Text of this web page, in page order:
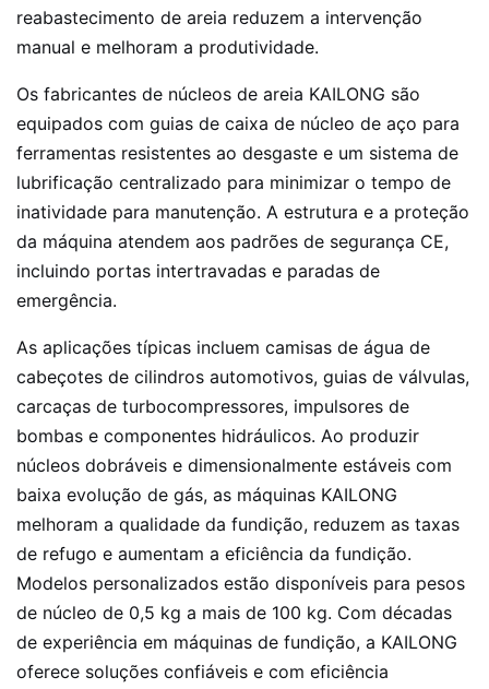
reabastecimento de areia reduzem a intervenção
manual e melhoram a produtividade.
Os fabricantes de núcleos de areia KAILONG são
equipados com guias de caixa de núcleo de aço para
ferramentas resistentes ao desgaste e um sistema de
lubrificação centralizado para minimizar o tempo de
inatividade para manutenção. A estrutura e a proteção
da máquina atendem aos padrões de segurança CE,
incluindo portas intertravadas e paradas de
emergência.
As aplicações típicas incluem camisas de água de
cabeçotes de cilindros automotivos, guias de válvulas,
carcaças de turbocompressores, impulsores de
bombas e componentes hidráulicos. Ao produzir
núcleos dobráveis ​​e dimensionalmente estáveis ​​com
baixa evolução de gás, as máquinas KAILONG
melhoram a qualidade da fundição, reduzem as taxas
de refugo e aumentam a eficiência da fundição.
Modelos personalizados estão disponíveis para pesos
de núcleo de 0,5 kg a mais de 100 kg. Com décadas
de experiência em máquinas de fundição, a KAILONG
oferece soluções confiáveis ​​e com eficiência